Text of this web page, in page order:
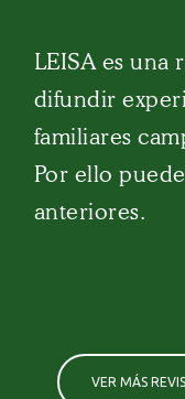
LEISA es una
difundir
familiares
Por ello
anteriores.
VER MÁS